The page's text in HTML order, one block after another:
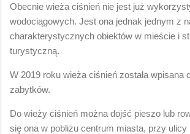
Obecnie wieża ciśnień nie jest już
wodociągowych. Jest ona jednak jednym z
charakterystycznych obiektów w mieście i
turystyczną.
W 2019 roku wieża ciśnień została wpisana
zabytków.
Do wieży ciśnień można dojść pieszo lub
się ona w pobliżu centrum miasta, przy ulicy